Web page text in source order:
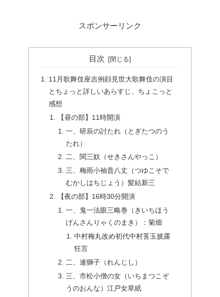
スポンサーリンク
目次
11月歌舞伎座吉例顔見世大歌舞伎の演目
とちょっと詳しいあらすじ、ちょこっと
感想
【昼の部】11時開演
一、研辰の討たれ（とぎたつのう
たれ）
二、関三奴（せきさんやっこ）
三、梅雨小袖昔八丈（つゆこそで
むかしはちじょう）髪結新三
【夜の部】16時30分開演
一、鬼一法眼三略巻（きいちほう
げんさんりゃくのまき）：菊畑
中村梅丸改め初代中村莟玉披露
狂言
二、連獅子（れんじし）
三、市松小僧の女（いちまつこぞ
うのおんな）江戸女草紙